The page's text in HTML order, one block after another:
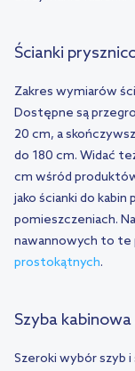
Ścianki
Zakres wymiarów
Dostępne są
20 cm, a
do 180 cm. Widać
cm wśród
jako ścianki do
pomieszczeniach.
nawannowych to te
prostokątnych.
Szyba
Szeroki wybór szyb